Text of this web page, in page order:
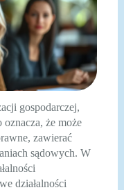
gospodarczej,
że może
zawierać
sądowych. W
działalności